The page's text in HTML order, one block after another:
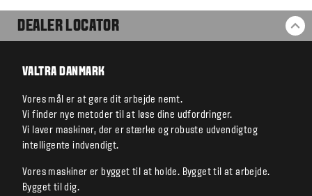
DEALER LOCATOR
VALTRA DANMARK
Vores mål er at gøre dit arbejde nemt.
Vi finder nye metoder til at løse dine udfordringer.
Vi laver maskiner, der er stærke og robuste udvendigtog
intelligente indvendigt.
Vores maskiner er bygget til at holde. Bygget til at arbejde.
Bygget til dig.